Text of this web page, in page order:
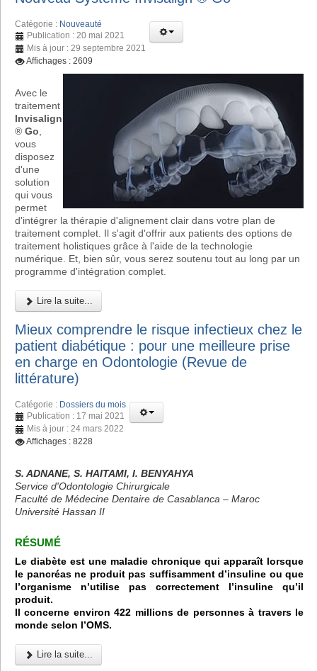
Catégorie : Nouveauté
Publication : 20 mai 2021
Mis à jour : 29 septembre 2021
Affichages : 2609
Avec le
traitement
Invisalign
® Go
vous
disposez
d'une
solution
qui vous
permet
d'intégrer la thérapie d'alignement clair dans votre plan de
traitement complet. Il s'agit d'offrir aux patients des options de
traitement holistiques grâce à l'aide de la technologie
numérique. Et, bien sûr, vous serez soutenu tout au long par un
programme d'intégration complet.
Lire la suite...
Mieux comprendre le risque infectieux chez le
patient diabétique : pour une meilleure prise
en charge en Odontologie (Revue de
littérature)
Catégorie : Dossiers du mois
Publication : 17 mai 2021
Mis à jour : 24 mars 2022
Affichages : 8228
S. ADNANE, S. HAITAMI, I. BENYAHYA
Service d'Odontologie Chirurgicale
Faculté de Médecine Dentaire de Casablanca – Maroc
Université Hassan II
RÉSUMÉ
Le diabète est une maladie chronique qui apparaît lorsque
le pancréas ne produit pas suffisamment d’insuline ou que
l’organisme n’utilise pas correctement l’insuline qu’il
produit.
Il concerne environ 422 millions de personnes à travers le
monde selon l’OMS.
Lire la suite...